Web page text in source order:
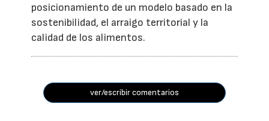
posicionamiento de un modelo basado en la
sostenibilidad, el arraigo territorial y la
calidad de los alimentos.
ver/escribir comentarios